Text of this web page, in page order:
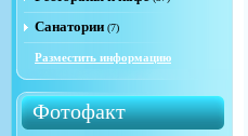
Санатории (7)
Разместить информацию
Фотофакт